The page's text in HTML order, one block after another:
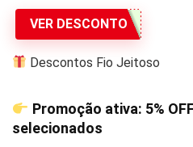
VER DESCONTO
Descontos Fio Jeitoso
Promoção ativa: 5%
selecionados